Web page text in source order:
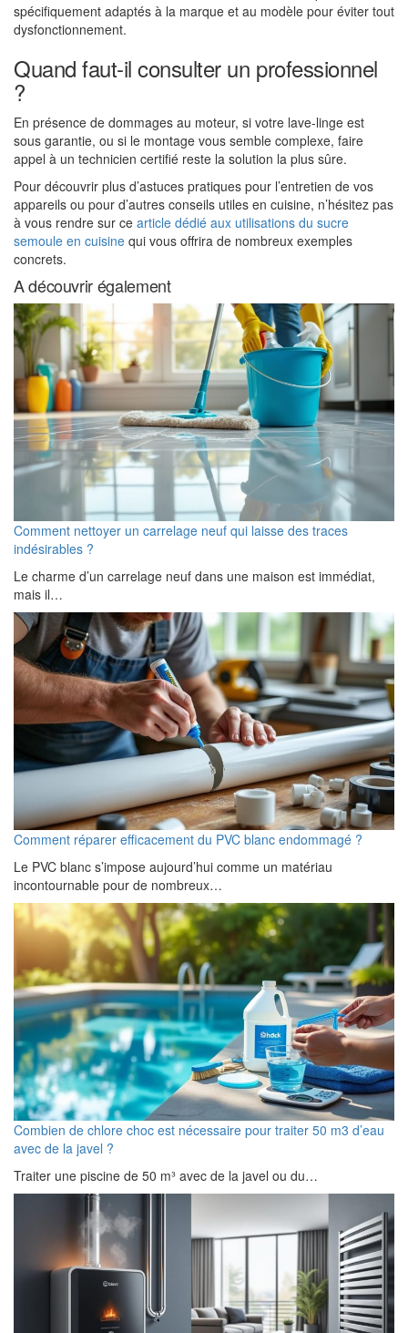
spécifiquement adaptés à la marque et au modèle pour éviter tout
dysfonctionnement.
Quand faut-il consulter un professionnel
?
En présence de dommages au moteur, si votre lave-linge est
sous garantie, ou si le montage vous semble complexe, faire
appel à un technicien certifié reste la solution la plus sûre.
Pour découvrir plus d’astuces pratiques pour l’entretien de vos
appareils ou pour d’autres conseils utiles en cuisine, n’hésitez pas
à vous rendre sur ce article dédié aux utilisations du sucre
semoule en cuisine qui vous offrira de nombreux exemples
concrets.
A découvrir également
Comment nettoyer un carrelage neuf qui laisse des traces
indésirables ?
Le charme d’un carrelage neuf dans une maison est immédiat,
mais il…
Comment réparer efficacement du PVC blanc endommagé ?
Le PVC blanc s’impose aujourd’hui comme un matériau
incontournable pour de nombreux…
Combien de chlore choc est nécessaire pour traiter 50 m3 d’eau
avec de la javel ?
Traiter une piscine de 50 m³ avec de la javel ou du…